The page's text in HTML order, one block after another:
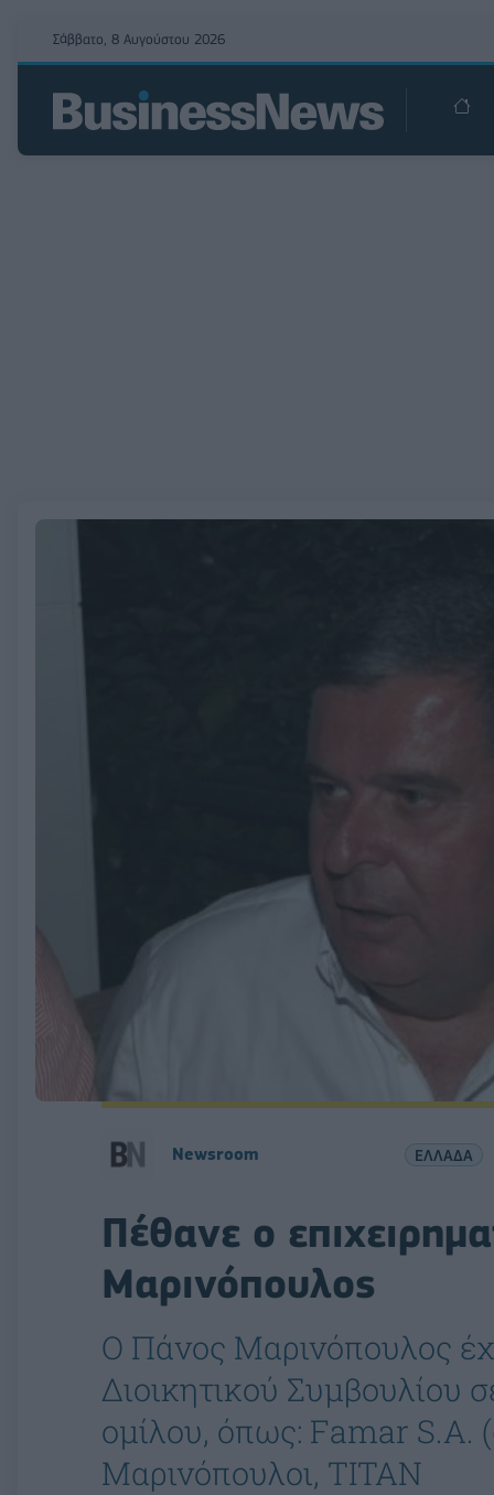
Σάββατο, 8 Αυγούστου 2026
Newsroom ΕΛΛΑΔΑ
Πέθανε ο
Μαρινόπουλος
Ο Πάνος Μαρινόπουλος
Διοικητικού Συμβουλίου
ομίλου, όπως: Famar S.A.
Μαρινόπουλοι, ΤΙΤΑΝ